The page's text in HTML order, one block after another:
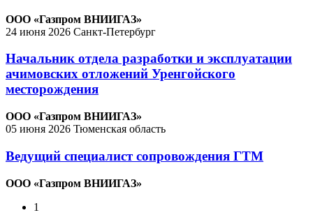
ООО «Газпром ВНИИГАЗ»
24 июня 2026 Санкт-Петербург
Начальник отдела разработки и эксплуатации
ачимовских отложений Уренгойского
месторождения
ООО «Газпром ВНИИГАЗ»
05 июня 2026 Тюменская область
Ведущий специалист сопровождения ГТМ
ООО «Газпром ВНИИГАЗ»
1